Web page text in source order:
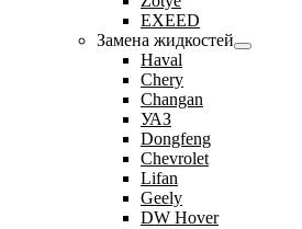
EXEED
Замена жидкостей
Haval
Chery
Changan
УАЗ
Dongfeng
Chevrolet
Lifan
Geely
DW Hover